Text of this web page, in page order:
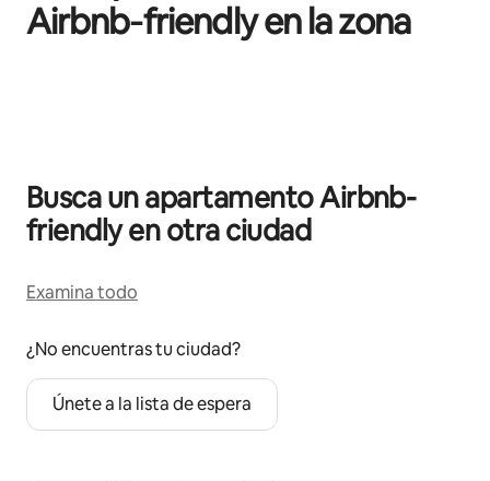
Airbnb‑friendly en la zona
Busca un apartamento Airbnb-
friendly en otra ciudad
Examina todo
¿No encuentras tu ciudad?
Únete a la lista de espera